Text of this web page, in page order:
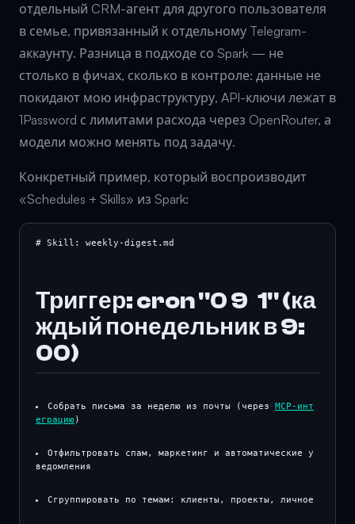
отдельный CRM-агент для другого пользователя
в семье, привязанный к отдельному Telegram-
аккаунту. Разница в подходе со Spark — не
столько в фичах, сколько в контроле: данные не
покидают мою инфраструктуру, API-ключи лежат в
1Password с лимитами расхода через OpenRouter, а
модели можно менять под задачу.
Конкретный пример, который воспроизводит
«Schedules + Skills» из Spark:
Триггер: cron "0 9 1" (ка
ждый понедельник в 9:
00)
Собрать письма за неделю из почты (через MCP-инт
еграцию)
Отфильтровать спам, маркетинг и автоматические у
ведомления
Сгруппировать по темам: клиенты, проекты, личное